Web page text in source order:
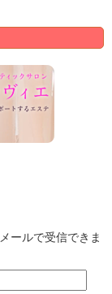
ールで受信できま